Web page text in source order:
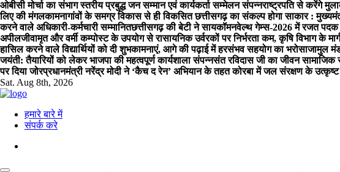
ओबीसी मोर्चा का संभाग स्तरीय प्रबुद्ध जन सम्मान एवं कार्यकर्ता सम्मेलन संपन्नराष्ट्रपति से करेंगे
लिए की मंगलकामनागांवों के समग्र विकास से ही विकसित छत्तीसगढ़ का संकल्प होगा साकार :
करने वाले अधिकारी-कर्मचारी सम्मानितछत्तीसगढ़ की बेटी ने सायकॉमनवेल्थ गेम्स-2026 में रजत पदक
अपीलजीवामृत और वर्मी कम्पोस्ट के उपयोग से रासायनिक उर्वरकों पर निर्भरता कम, कृषि विभाग के
हासिल करने वाले विद्यार्थियों को दी शुभकामनाएं, आगे की पढ़ाई में हरसंभव सहयोग का भरोसाजामुल
जयंती: तैयारियों को लेकर भाजपा की महत्वपूर्ण कार्यशाला संपन्नसंत रविदास जी का जीवन
पर दिया जोरप्रधानमंत्री नरेंद्र मोदी ने ‘कैच द रेन’ अभियान के तहत कोरबा में जल संरक्षण के उत्कृष्ट
Sat. Aug 8th, 2026
हमारे बारे में
संपर्क करे